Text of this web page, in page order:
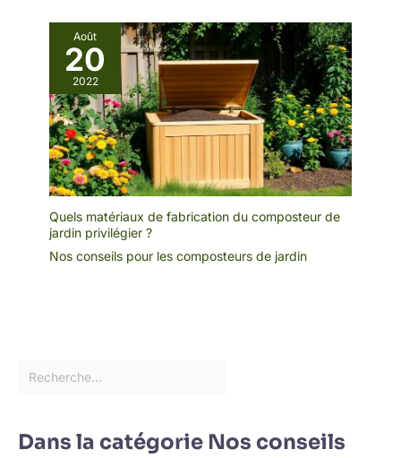
Août
20
2022
Quels matériaux de fabrication du composteur de
jardin privilégier ?
Nos conseils pour les composteurs de jardin
Dans la catégorie Nos conseils